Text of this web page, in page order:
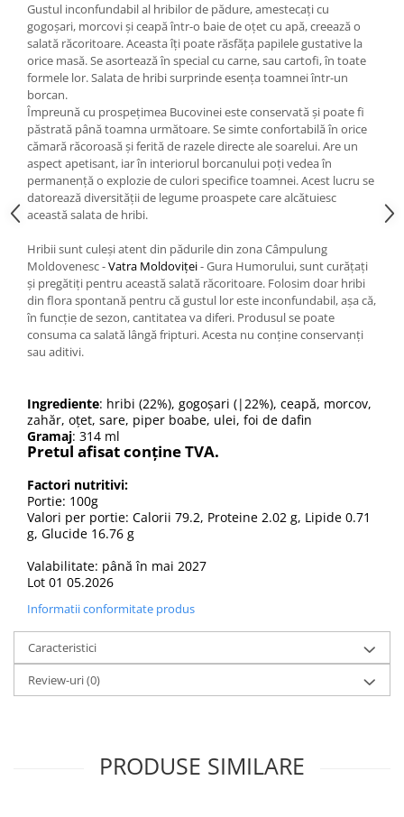
Gustul inconfundabil al hribilor de pădure, amestecați cu
gogoșari, morcovi și ceapă într-o baie de oțet cu apă, creează o
salată răcoritoare. Aceasta îți poate răsfăța papilele gustative la
orice masă. Se asortează în special cu carne, sau cartofi, în toate
formele lor. Salata de hribi surprinde esența toamnei într-un
borcan.
Împreună cu prospețimea Bucovinei este conservată și poate fi
păstrată până toamna următoare. Se simte confortabilă în orice
cămară răcoroasă și ferită de razele directe ale soarelui. Are un
aspect apetisant, iar în interiorul borcanului poți vedea în
permanență o explozie de culori specifice toamnei. Acest lucru se
datorează diversității de legume proaspete care alcătuiesc
această salata de hribi.
Hribii sunt culeși atent din pădurile din zona Câmpulung
Moldovenesc -Vatra Moldoviței- Gura Humorului, sunt curățați
și pregătiți pentru această salată răcoritoare. Folosim doar hribi
din flora spontană pentru că gustul lor este inconfundabil, așa că,
în funcție de sezon, cantitatea va diferi. Produsul se poate
consuma ca salată lângă fripturi. Acesta nu conține conservanți
sau aditivi.
Ingrediente: hribi (22%), gogoșari (|22%), ceapă, morcov,
zahăr, oțet, sare, piper boabe, ulei, foi de dafin
Gramaj: 314 ml
Pretul afisat conține TVA.
Factori nutritivi:
Portie: 100g
Valori per portie: Calorii 79.2, Proteine 2.02 g, Lipide 0.71
g, Glucide 16.76 g
Valabilitate: până în mai 2027
Lot 01 05.2026
Informatii conformitate produs
Caracteristici
Review-uri(0)
PRODUSE SIMILARE